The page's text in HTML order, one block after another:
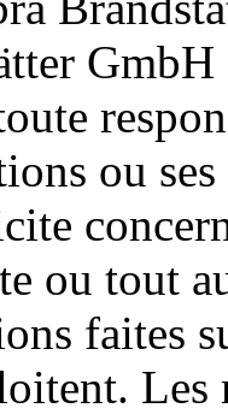
ou
ou tout
faites